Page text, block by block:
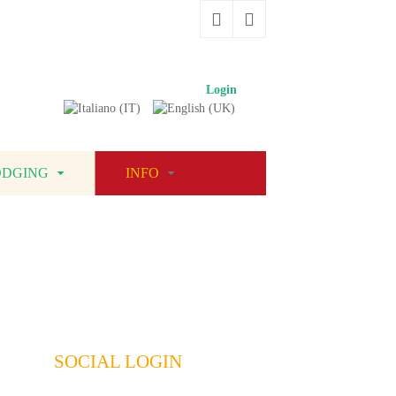
Login
INFO ›
SOCIAL LOGIN